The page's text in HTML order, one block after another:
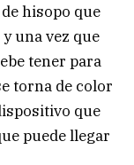
hisopo que
una vez que
tener para
torna de color
que
puede llegar